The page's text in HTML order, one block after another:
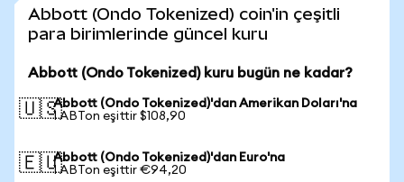
Abbott (Ondo Tokenized) coin'in çeşitli
para birimlerinde güncel kuru
Abbott (Ondo Tokenized) kuru bugün ne kadar?
🇺🇸Abbott (Ondo Tokenized)'dan Amerikan Doları'na
1 ABTon eşittir $108,90
🇪🇺Abbott (Ondo Tokenized)'dan Euro'na
1 ABTon eşittir €94,20